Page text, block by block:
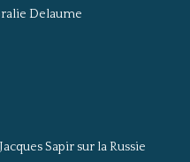
Delaume
Sapir sur la Russie